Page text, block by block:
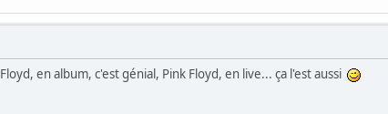
Floyd, en album, c'est génial, Pink Floyd, en live... ça l'est aussi